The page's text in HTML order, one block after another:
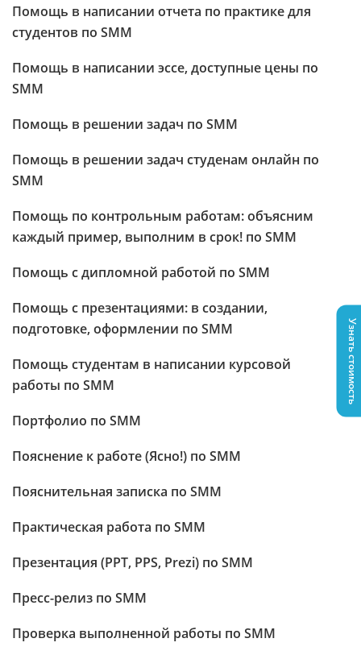
Помощь в написании отчета по практике для
студентов по SMM
Помощь в написании эссе, доступные цены по
SMM
Помощь в решении задач по SMM
Помощь в решении задач студенам онлайн по
SMM
Помощь по контрольным работам: объясним
каждый пример, выполним в срок! по SMM
Помощь с дипломной работой по SMM
Помощь с презентациями: в создании,
подготовке, оформлении по SMM
Помощь студентам в написании курсовой
работы по SMM
Портфолио по SMM
Пояснение к работе (Ясно!) по SMM
Пояснительная записка по SMM
Практическая работа по SMM
Презентация (PPT, PPS, Prezi) по SMM
Пресс-релиз по SMM
Проверка выполненной работы по SMM
Узнать стоимость